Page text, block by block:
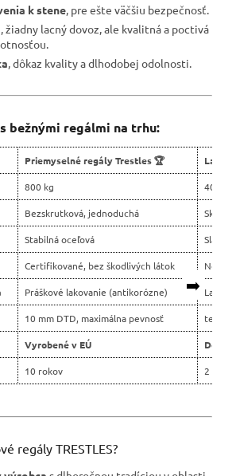
k stene , pre ešte väčšiu bezpečnosť.
, žiadny lacný dovoz, ale kvalitná a poctivá
, dôkaz kvality a dlhodobej odolnosti.
bežnými regálmi na trhu:
➡️
Priemyselné regály Trestles 🏆 Lacné
800 kg 400 kg
Bezskrutková, jednoduchá
Stabilná oceľová Slabší
Certifikované, bez škodlivých látok
Práškové lakovanie (antikorózne) Lacné
10 mm DTD, maximálna pevnosť tenšie
Vyrobené v EÚ Dovoz
10 rokov 2 roky
regály TRESTLES?